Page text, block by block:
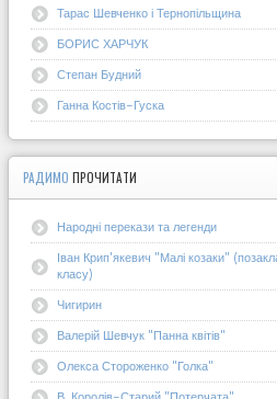
Тарас Шевченко і Тернопільщина
БОРИС ХАРЧУК
Степан Будний
Ганна Костів-Гуска
РАДИМО ПРОЧИТАТИ
Народні перекази та легенди
Іван Крип'якевич "Малі козаки"
класу)
Чигирин
Валерій Шевчук "Панна квітів"
Олекса Стороженко "Голка"